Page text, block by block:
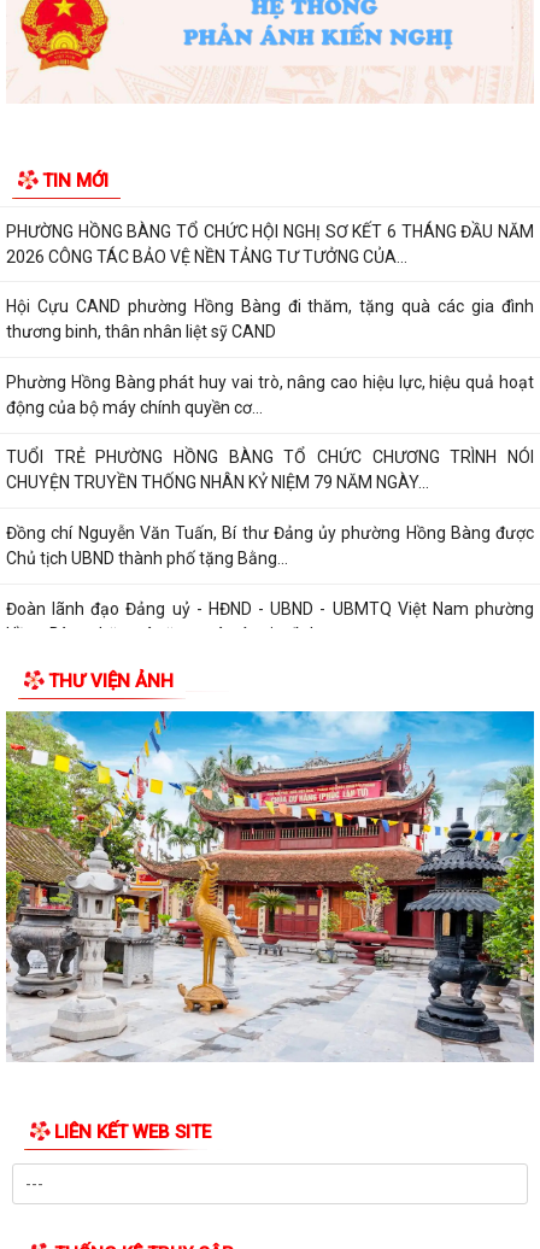
TIN MỚI
LỄ THẮP NẾN TRI ÂN CÁC ANH HÙNG LIỆT SĨ NHÂN DỊP KỶ NIỆM 79
NĂM NGÀY THƯƠNG BINH, LIỆT SĨ
Phường Hồng Bàng tổ chức Lễ tưởng niệm, cầu siêu Mẹ Việt Nam Anh
hùng và các Anh hùng liệt sĩ
bàn thành phố là Đền thờ...
PHƯỜNG HỒNG BÀNG TỔ CHỨC HỘI NGHỊ SƠ KẾT 6 THÁNG ĐẦU NĂM
2026 CÔNG TÁC BẢO VỆ NỀN TẢNG TƯ TƯỞNG CỦA...
Hội Cựu CAND phường Hồng Bàng đi thăm, tặng quà các gia đình
thương binh, thân nhân liệt sỹ CAND
Phường Hồng Bàng phát huy vai trò, nâng cao hiệu lực, hiệu quả hoạt
động của bộ máy chính quyền cơ...
TUỔI TRẺ PHƯỜNG HỒNG BÀNG TỔ CHỨC CHƯƠNG TRÌNH NÓI
CHUYỆN TRUYỀN THỐNG NHÂN KỶ NIỆM 79 NĂM NGÀY...
Đồng chí Nguyễn Văn Tuấn, Bí thư Đảng ủy phường Hồng Bàng được
Chủ tịch UBND thành phố tặng Bằng...
Đoàn lãnh đạo Đảng uỷ - HĐND - UBND - UBMTQ Việt Nam phường
Hồng Bàng thăm và tặng quà các gia đình...
PHƯỜNG HỒNG BÀNG PHỐI HỢP VỚI CÁC ĐƠN VỊ, DOANH NGHIỆP VÀ
CÁC NHÀ HẢO TÂM TỔ CHỨC TẶNG QUÀ TRI ÂN...
TUỔI TRẺ PHƯỜNG HỒNG BÀNG THĂM, TẶNG QUÀ CÁC GIA ĐÌNH
CHÍNH SÁCH NHÂN KỶ NIỆM 79 NĂM NGÀY THƯƠNG...
Đoàn lãnh đạo Đảng uỷ - HĐND - UBND - UBMTQ Việt Nam phường
Hồng Bàng thăm và tặng quà các gia đình...
THÔNG BÁO: Tổ chức Lễ tưởng niệm và cầu siêu các Bà mẹ Việt Nam
anh hùng, Anh hùng Liệt sĩ nhân...
Đoàn lãnh đạo Đảng uỷ - HĐND - UBND - UBMTQ Việt Nam phường
Hồng Bàng thăm và tặng quà các gia đình...
PHƯỜNG HỒNG BÀNG PHỐI HỢP VỚI NHÓM THIỆN NGUYỆN GIA ĐÌNH
TRƯỜNG TIỂU HỌC VÀ TRƯỜNG MẦM NON HÙNG VƯƠNG THỰC HIỆN
RA QUÂN QUÉT DỌN NHÀ BIA TƯỞNG NIỆM LIỆT SĨ...
bộ, công chức, viên chức phường
THƯ VIỆN ẢNH
LIÊN KẾT WEB SITE